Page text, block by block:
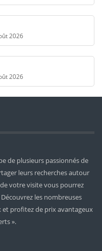
2026
2026
de plusieurs passionnés de
leurs recherches autour
votre visite vous pourrez
les nombreuses
profitez de prix avantageux
».